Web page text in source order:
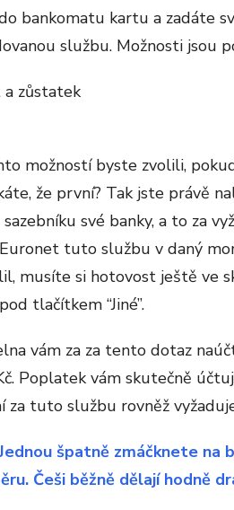
bankomatu kartu a zadáte
službu. Možnosti jsou
zůstatek
možností byste zvolili,
že první? Tak jste právě
své banky, a to za
tuto službu v daný
musíte si hotovost ještě ve
tlačítkem “Jiné”.
vám za za tento dotaz
Poplatek vám skutečně
za tuto službu rovněž
špatně zmáčknete na
Češi běžně dělají hodně